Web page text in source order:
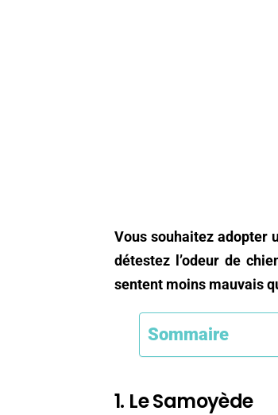
Vous souhaitez adopter
détestez l’odeur de
sentent moins mauvais
Sommaire
1. Le Samoyède